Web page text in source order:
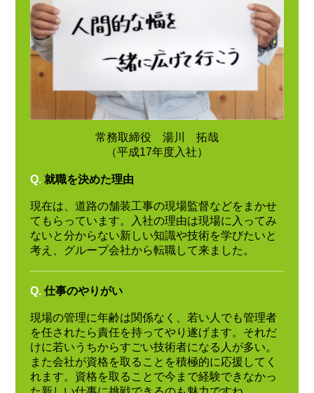
常務取締役 湯川 拓哉
（平成17年度入社）
Q. 就職を決めた理由
現在は、道路の舗装工事の現場監督などをまかせ
てもらっています。入社の理由は現場に入ってみ
ないと分からない新しい知識や技術を学びたいと
考え、グループ会社から転職して来ました。
Q. 仕事のやりがい
現場の管理に年齢は関係なく、若い人でも管理者
を任されたら責任を持ってやり遂げます。それだ
けに若いうちからすごい技術者になる人が多い。
また会社が資格を取ることを積極的に応援してく
れます。資格を取ることで今まで経験できなかっ